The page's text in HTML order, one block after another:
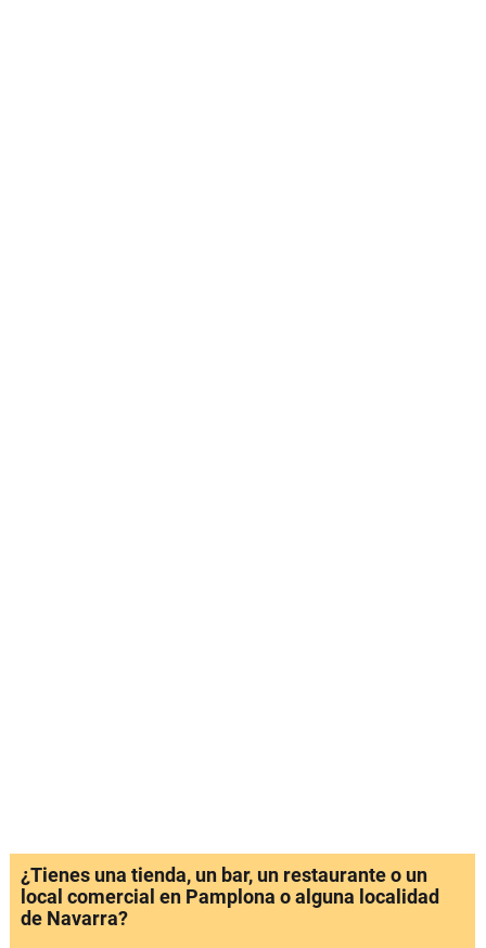
¿Tienes una tienda, un bar, un restaurante o un
local comercial en Pamplona o alguna localidad
de Navarra?